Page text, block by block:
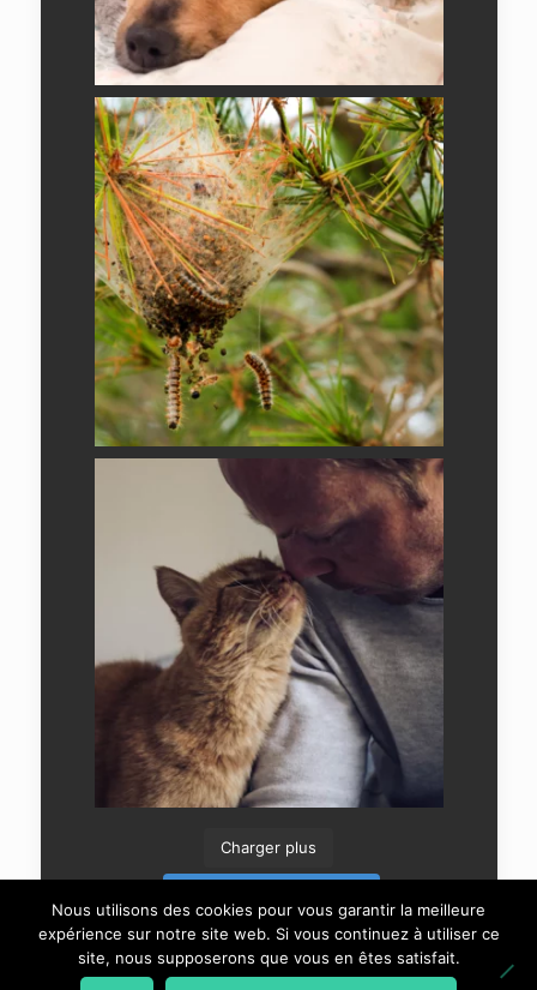
Charger plus
Nous utilisons des cookies pour vous garantir la meilleure
expérience sur notre site web. Si vous continuez à utiliser ce
site, nous supposerons que vous en êtes satisfait.